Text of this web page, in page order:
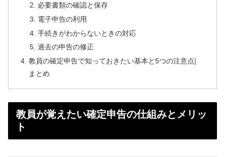
必要書類の確認と保存
電子申告の利用
手続きがわからないときの対応
過去の申告の修正
教員の確定申告で知っておきたい基本と5つの注意点|
まとめ
教員が覚えたい確定申告の仕組みとメリッ
ト